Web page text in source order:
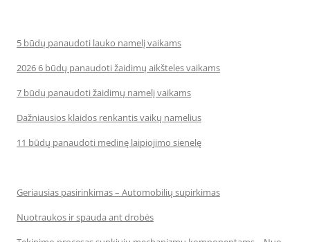
5 būdų panaudoti lauko namelį vaikams
2026 6 būdų panaudoti žaidimų aikšteles vaikams
7 būdų panaudoti žaidimų namelį vaikams
Dažniausios klaidos renkantis vaikų namelius
11 būdų panaudoti medinę laipiojimo sienelę
Geriausias pasirinkimas – Automobilių supirkimas
Nuotraukos ir spauda ant drobės